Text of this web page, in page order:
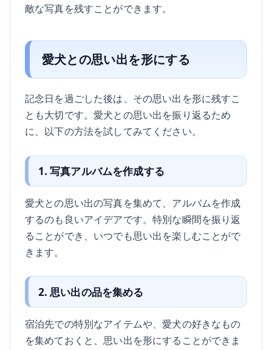
敵な写真を残すことができます。
愛犬との思い出を形にする
記念日を過ごした後は、その思い出を形に残すこ
とも大切です。愛犬との思い出を振り返るため
に、以下の方法を試してみてください。
1. 写真アルバムを作成する
愛犬との思い出の写真を集めて、アルバムを作成
するのも良いアイデアです。特別な瞬間を振り返
ることができ、いつでも思い出を楽しむことがで
きます。
2. 思い出の品を集める
宿泊先での特別なアイテムや、愛犬の好きなもの
を集めておくと、思い出を形にすることができま